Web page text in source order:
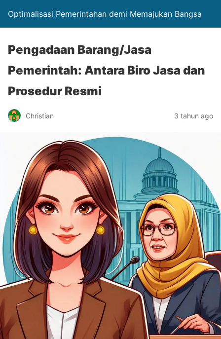
Optimalisasi Pemerintahan demi Memajukan Bangsa
Pengadaan Barang/Jasa
Pemerintah: Antara Biro Jasa dan
Prosedur Resmi
Christian 3 tahun ago